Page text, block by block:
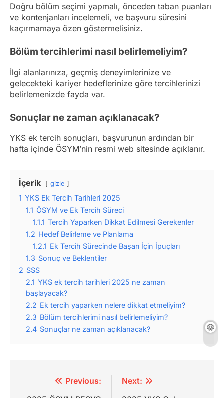
Doğru bölüm seçimi yapmalı, önceden taban puanları
ve kontenjanları incelemeli, ve başvuru süresini
kaçırmamaya özen göstermelisiniz.
Bölüm tercihlerimi nasıl belirlemeliyim?
İlgi alanlarınıza, geçmiş deneyimlerinize ve
gelecekteki kariyer hedeflerinize göre tercihlerinizi
belirlemenizde fayda var.
Sonuçlar ne zaman açıklanacak?
YKS ek tercih sonuçları, başvurunun ardından bir
hafta içinde ÖSYM’nin resmi web sitesinde açıklanır.
İçerik gizle
1 YKS Ek Tercih Tarihleri 2025
1.1 ÖSYM ve Ek Tercih Süreci
1.1.1 Tercih Yaparken Dikkat Edilmesi Gerekenler
1.2 Hedef Belirleme ve Planlama
1.2.1 Ek Tercih Sürecinde Başarı İçin İpuçları
1.3 Sonuç ve Beklentiler
2 SSS
2.1 YKS ek tercih tarihleri 2025 ne zaman
başlayacak?
2.2 Ek tercih yaparken nelere dikkat etmeliyim?
2.3 Bölüm tercihlerimi nasıl belirlemeliyim?
2.4 Sonuçlar ne zaman açıklanacak?
Previous:
Next: